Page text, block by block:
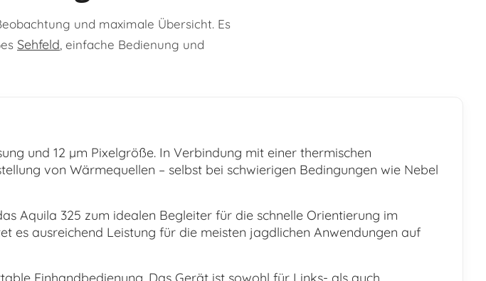
und maximale Übersicht. Es
Sehfeld , einfache Bedienung und
und 12 µm Pixelgröße. In Verbindung mit einer thermischen
von Wärmequellen – selbst bei schwierigen Bedingungen wie Nebel
Aquila 325 zum idealen Begleiter für die schnelle Orientierung im
es ausreichend Leistung für die meisten jagdlichen Anwendungen auf